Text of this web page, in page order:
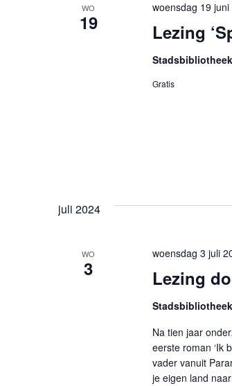
WO
19 Lezing
woensdag 19
Gratis
juli 2024
WO
3 Lezing
woensdag 3 juli
Na tien jaar
eerste roman ‘Ik
vader vanuit
je eigen land